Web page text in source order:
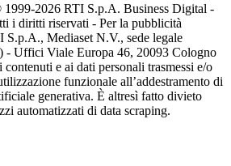
1999-2026 RTI S.p.A. Business Digital -
i diritti riservati - Per la pubblicità
Mediaset N.V., sede legale
- Uffici Viale Europa 46, 20093 Cologno
contenuti e ai dati personali trasmessi e/o
funzionale all’addestramento di
generativa. È altresì fatto divieto
automatizzati di data scraping.